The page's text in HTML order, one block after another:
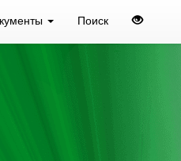
Поиск